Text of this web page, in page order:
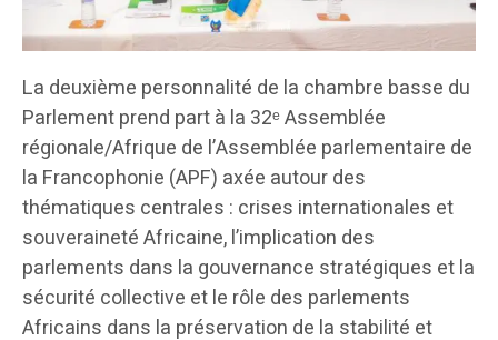
La deuxième personnalité de la chambre basse du
Parlement prend part à la 32ᵉ Assemblée
régionale/Afrique de l’Assemblée parlementaire de
la Francophonie (APF) axée autour des
thématiques centrales : crises internationales et
souveraineté Africaine, l’implication des
parlements dans la gouvernance stratégiques et la
sécurité collective et le rôle des parlements
Africains dans la préservation de la stabilité et